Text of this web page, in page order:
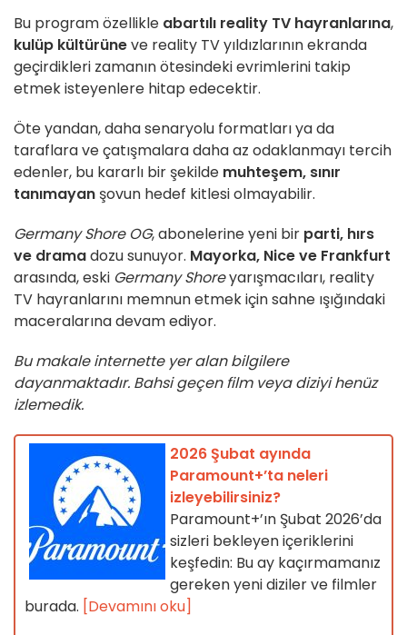
Bu program özellikle abartılı reality TV hayranlarına,
kulüp kültürüneve reality TV yıldızlarının ekranda
geçirdikleri zamanın ötesindeki evrimlerini takip
etmek isteyenlere hitap edecektir.
Öte yandan, daha senaryolu formatları ya da
taraflara ve çatışmalara daha az odaklanmayı tercih
edenler, bu kararlı bir şekilde muhteşem, sınır
tanımayan şovun hedef kitlesi olmayabilir.
Germany Shore OG, abonelerine yeni bir parti, hırs
ve dramadozu sunuyor. Mayorka, Niceve Frankfurt
arasında, eski Germany Shoreyarışmacıları, reality
TV hayranlarını memnun etmek için sahne ışığındaki
maceralarına devam ediyor.
Bu makale internette yer alan bilgilere
dayanmaktadır. Bahsi geçen film veya diziyi henüz
izlemedik.
2026 Şubat ayında
Paramount+’ta neleri
izleyebilirsiniz?
Paramount+’ın Şubat 2026’da
sizleri bekleyen içeriklerini
keşfedin: Bu ay kaçırmamanız
gereken yeni diziler ve filmler
burada. [Devamını oku]